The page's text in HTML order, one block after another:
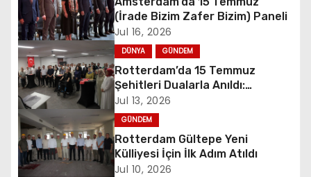
a
v
i
g
a
t
(İrade Bizim Zafer Bizim) Paneli
Jul 16, 2026
DÜNYA GÜNDEM
Rotterdam’da 15 Temmuz
Şehitleri Dualarla Anıldı:
“Demokrasiye Sahip Çıkmanın
Sembolü”
Jul 13, 2026
GÜNDEM
Rotterdam Gültepe Yeni
Külliyesi İçin İlk Adım Atıldı
Jul 10, 2026